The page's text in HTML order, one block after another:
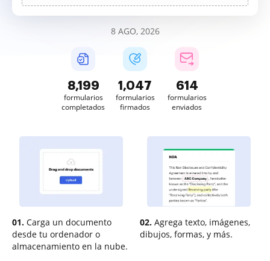
8 AGO, 2026
8,199
formularios
completados
1,047
formularios
firmados
614
formularios
enviados
01. Carga un documento
desde tu ordenador o
almacenamiento en la nube.
02. Agrega texto, imágenes,
dibujos, formas, y más.